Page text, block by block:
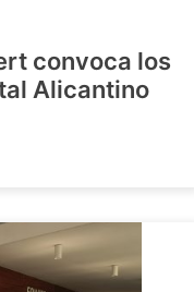
convoca los
Alicantino